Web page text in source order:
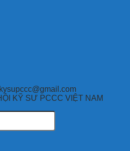
KỸ SƯ PCCC VIỆT NAM